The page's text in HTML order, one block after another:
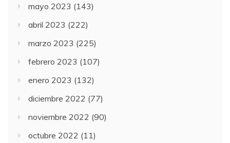
mayo 2023 (143)
abril 2023 (222)
marzo 2023 (225)
febrero 2023 (107)
enero 2023 (132)
diciembre 2022 (77)
noviembre 2022 (90)
octubre 2022 (11)